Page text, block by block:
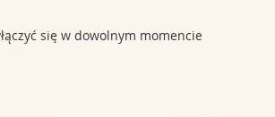
się w dowolnym momencie